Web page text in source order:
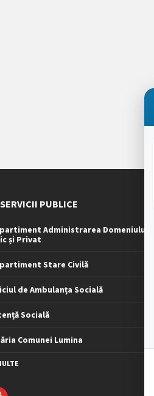
SERVICII PUBLICE
Administrarea Domeniului
și Privat
Stare Civilă
de Ambulanța Socială
Socială
Comunei Lumina
YouTube